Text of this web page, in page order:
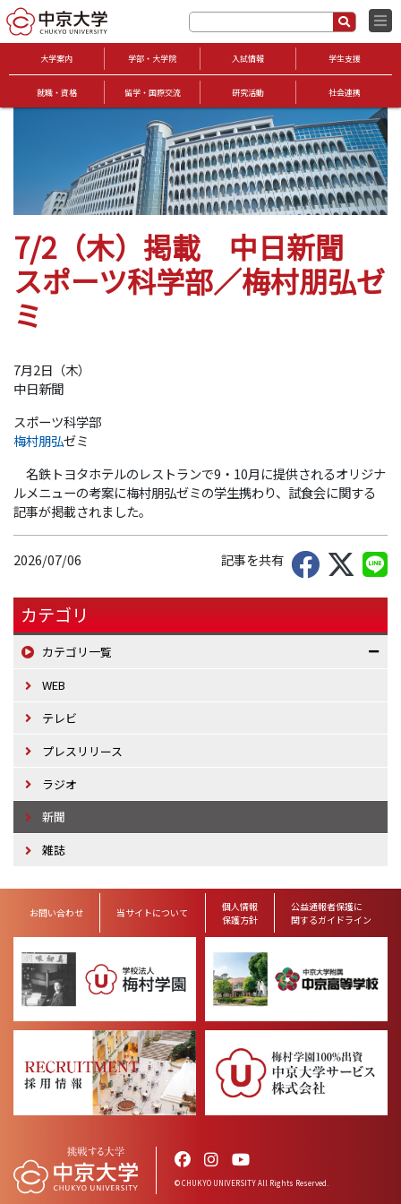
大学案内 学部・大学院 入試情報 学生支援
就職・資格 留学・国際交流 研究活動 社会連携
7/2（木）掲載 中日新聞
スポーツ科学部／梅村朋弘ゼ
ミ
7月2日（木）
中日新聞
スポーツ科学部
梅村朋弘ゼミ
名鉄トヨタホテルのレストランで9・10月に提供されるオリジナ
ルメニューの考案に梅村朋弘ゼミの学生携わり、試食会に関する
記事が掲載されました。
2026/07/06 記事を共有
カテゴリ
カテゴリ一覧
WEB
テレビ
プレスリリース
ラジオ
新聞
雑誌
お問い合わせ 当サイトについて
個人情報
保護方針
公益通報者保護に
関するガイドライン
© CHUKYO UNIVERSITY All Rights Reserved.